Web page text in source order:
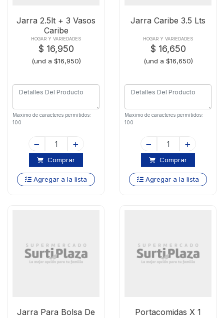
Jarra 2.5lt + 3 Vasos
Caribe
HOGAR Y VARIEDADES
$ 16,950
(und a $16,950)
Maximo de caracteres permitidos:
100
Comprar
Agregar a la lista
Jarra Caribe 3.5 Lts
HOGAR Y VARIEDADES
$ 16,650
(und a $16,650)
Maximo de caracteres permitidos:
100
Comprar
Agregar a la lista
Jarra Para Bolsa De
Portacomidas X 1